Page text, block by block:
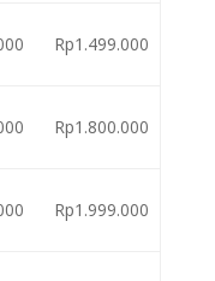
Rp1.499.000
Rp1.800.000
Rp1.999.000